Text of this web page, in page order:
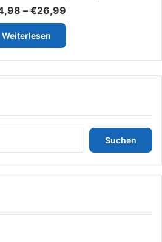
– €26,99
€14,98
€26,99
Weiterlesen
Suchen